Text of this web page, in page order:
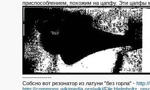
приспособлением, похожим на цапфу. Эти цапфы
---------------
Собсно вот резонатор из латуни "без горла" -